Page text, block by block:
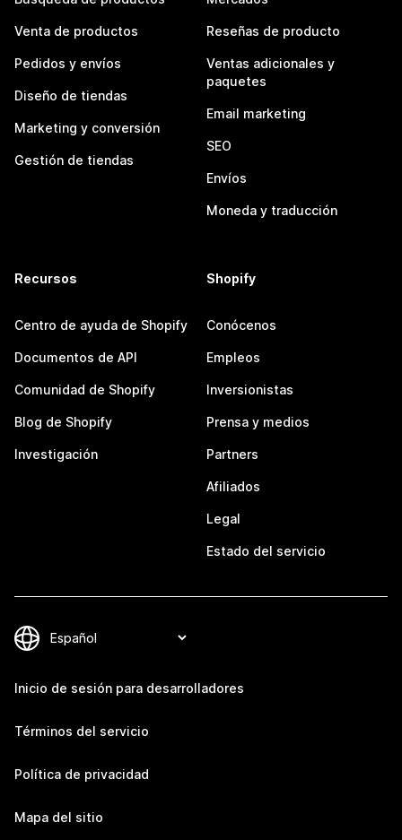
Venta de productos
Pedidos y envíos
Diseño de tiendas
Marketing y conversión
Gestión de tiendas
Reseñas de producto
Ventas adicionales y
paquetes
Email marketing
SEO
Envíos
Moneda y traducción
Recursos
Centro de ayuda de Shopify
Documentos de API
Comunidad de Shopify
Blog de Shopify
Investigación
Shopify
Conócenos
Empleos
Inversionistas
Prensa y medios
Partners
Afiliados
Legal
Estado del servicio
Inicio de sesión para desarrolladores
Términos del servicio
Política de privacidad
Mapa del sitio